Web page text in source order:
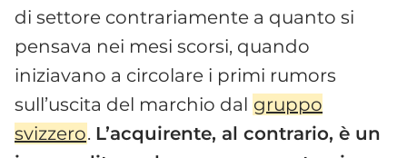
di settore contrariamente a quanto si
pensava nei mesi scorsi, quando
iniziavano a circolare i primi rumors
sull’uscita del marchio dal gruppo
svizzero. L’acquirente, al contrario, è un